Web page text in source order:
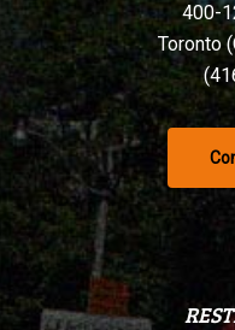
400-
Toronto